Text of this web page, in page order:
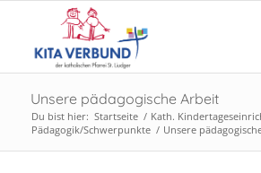
Unsere pädagogische Arbeit
Du bist hier: Startseite / Kath.
Pädagogik/Schwerpunkte / Unsere